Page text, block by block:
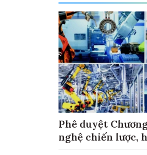
Phê duyệt
nghệ chiến lược,